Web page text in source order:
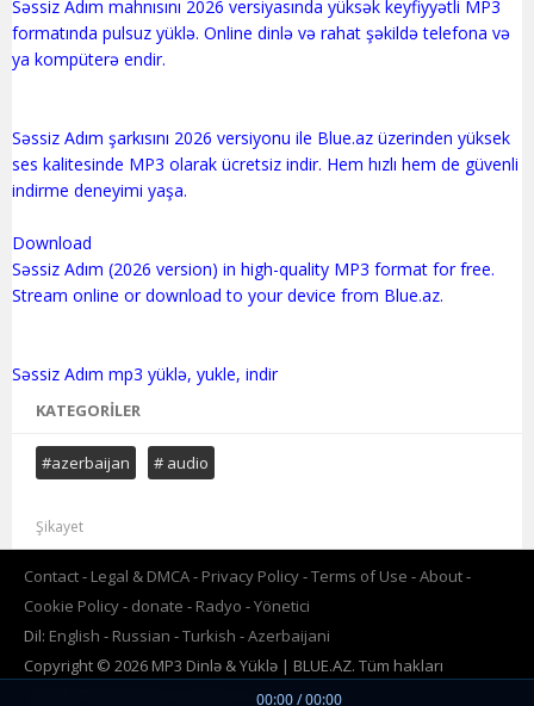
Səssiz Adım mahnısını 2026 versiyasında yüksək keyfiyyətli MP3
formatında pulsuz yüklə. Online dinlə və rahat şəkildə telefona və
ya kompüterə endir.
Səssiz Adım şarkısını 2026 versiyonu ile Blue.az üzerinden yüksek
ses kalitesinde MP3 olarak ücretsiz indir. Hem hızlı hem de güvenli
indirme deneyimi yaşa.
Download
Səssiz Adım (2026 version) in high-quality MP3 format for free.
Stream online or download to your device from Blue.az.
KATEGORILER
#azerbaijan # audio
Şikayet
Contact Legal & DMCA Privacy Policy Terms of Use
About
Cookie Policy
donate Radyo
Yönetici
Dil: English Russian Turkish
Azerbaijani
Copyright © 2026 MP3 Dinlə & Yüklə | BLUE.AZ. Tüm hakları
www.BLUE.az00:00 / 00:00